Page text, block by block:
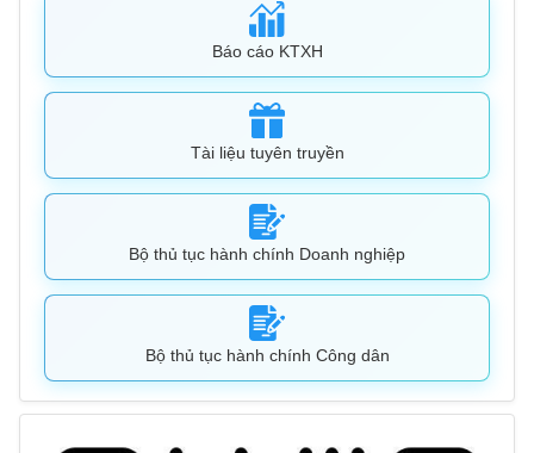
Báo cáo KTXH
Tài liệu tuyên truyền
Bộ thủ tục hành chính Doanh nghiệp
Bộ thủ tục hành chính Công dân